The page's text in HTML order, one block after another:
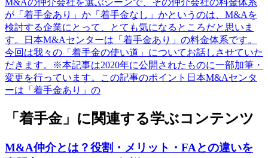
M&Aの仲介会社を選ぶシーンで、その仲介会社の料金体系
が「着手金あり」か「着手金なし」かというのは、M&Aを
検討する企業にとって、とても気になるところだと思いま
す。日本M&Aセンターは「着手金あり」の料金体系です。
今回は我々の「着手金の使い道」についてお話しさせていた
だきます。※本記事は2020年に公開されたものに一部加筆・
変更を行っています。この記事のポイント日本M&Aセンタ
ーは「着手金あり」の
「着手金」に関連する学ぶコンテンツ
M&A仲介とは？役割・メリット・FAとの違いを